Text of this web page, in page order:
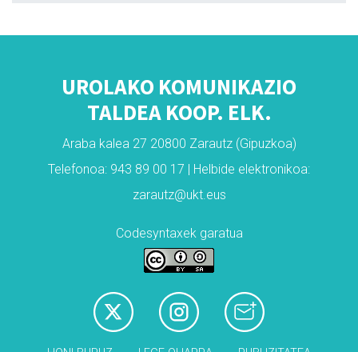
UROLAKO KOMUNIKAZIO
TALDEA KOOP. ELK.
Araba kalea 27 20800 Zarautz (Gipuzkoa)
Telefonoa: 943 89 00 17 | Helbide elektronikoa:
zarautz@ukt.eus
Codesyntaxek garatua